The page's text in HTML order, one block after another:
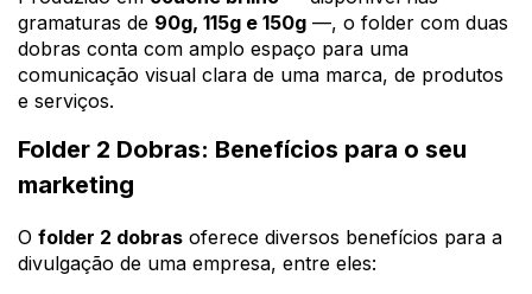
gramaturas de 90g, 115g e 150g —, o folder com duas
dobras conta com amplo espaço para uma
comunicação visual clara de uma marca, de produtos
e serviços.
Folder 2 Dobras: Benefícios para o seu
marketing
O folder 2 dobras oferece diversos benefícios para a
divulgação de uma empresa, entre eles: